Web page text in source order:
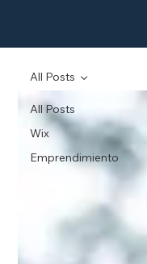
All Posts
Wix
Emprendimiento
All Posts